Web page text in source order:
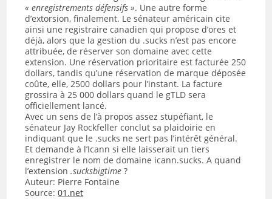
« enregistrements défensifs ». Une autre forme
d’extorsion, finalement. Le sénateur américain cite
ainsi une registraire canadien qui propose d’ores et
déjà, alors que la gestion du .sucks n’est pas encore
attribuée, de réserver son domaine avec cette
extension. Une réservation prioritaire est facturée 250
dollars, tandis qu’une réservation de marque déposée
coûte, elle, 2500 dollars pour l’instant. La facture
grossira à 25 000 dollars quand le gTLD sera
officiellement lancé.
Avec un sens de l’à propos assez stupéfiant, le
sénateur Jay Rockfeller conclut sa plaidoirie en
indiquant que le .sucks ne sert pas l’intérêt général.
Et demande à l’Icann si elle laisserait un tiers
enregistrer le nom de domaine icann.sucks. A quand
l’extension.sucksbigtime ?
Auteur: Pierre Fontaine
Source:01.net